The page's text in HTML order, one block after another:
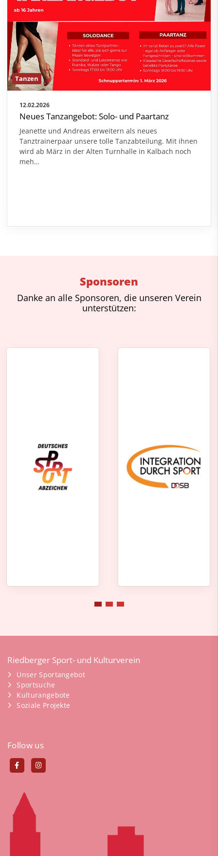
Tanzen
12.02.2026
Neues Tanzangebot: Solo- und Paartanz
Jeanette und Andreas erweitern als neues
Tanztrainerpaar unsere tolle Tanzabteilung. Mit ihnen
wird ab März in der Alten Turnhalle in Kalbach noch
meh…
Sponsoren
Danke an alle Sponsoren, die unseren Verein
unterstützen:
Riedberger Sport- und Kulturverein
Unser Sportangebot
Sportsuche
Kulturangebote
Soziale Projekte
Follow us